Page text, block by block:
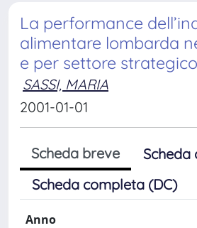
La performance
alimentare lombarda
e per settore strategico
SASSI, MARIA
2001-01-01
Scheda breve
Scheda
Scheda completa (DC)
Anno